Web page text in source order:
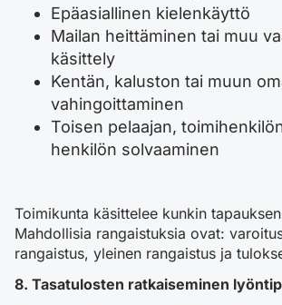
Epäasiallinen kielenkäyttö
Mailan heittäminen tai muu
käsittely
Kentän, kaluston tai muun
vahingoittaminen
Toisen pelaajan,
henkilön solvaaminen
Toimikunta käsittelee kunkin
Mahdollisia rangaistuksia ovat:
rangaistus, yleinen rangaistus ja
8. Tasatulosten ratkaiseminen